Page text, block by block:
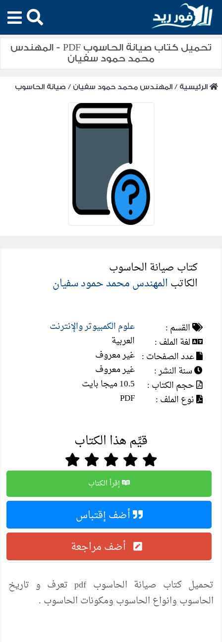
تحميل كتاب صيانة الحاسوب PDF - المهندس
محمد حمود سفيان
الرئيسية /المهندس محمد حمود سفيان / صيانة الحاسوب
كتاب صيانة الحاسوب
الكاتب المهندس محمد حمود سفيان
القسم :
علوم الكمبيوتر والإنترنت
لغة الملف :
العربية
عدد الصفحات : غير معروف
سنة النشر :
غير معروف
حجم الكتاب :
10.5 ميجا بايت
نوع الملف :
PDF
قيِّم هذا الكتاب
إقرأ الكتاب
أضف إقتباس
أضف مراجعة
تحميل كتاب صيانة الحاسوب pdf تعرف و تاريخ
الحاسوب وانواع الحاسوب ومكونات الحاسوب .